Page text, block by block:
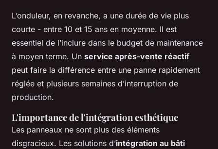
L’onduleur, en revanche, a une durée de vie plus
courte - entre 10 et 15 ans en moyenne. Il est
essentiel de l’inclure dans le budget de maintenance
à moyen terme. Un service après-vente réactif
peut faire la différence entre une panne rapidement
réglée et plusieurs semaines d’interruption de
production.
L'importance de l'intégration esthétique
Les panneaux ne sont plus des éléments
disgracieux. Les solutions d’intégration au bâti